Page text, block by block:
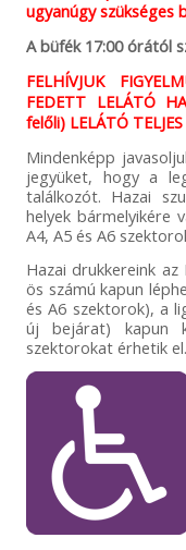
ugyanúgy szükséges
A büfék 17:00 órától
FELHÍVJUK
FEDETT LELÁTÓ
felőli) LELÁTÓ
Mindenképp
jegyüket, hogy a
találkozót. Hazai
helyek bármelyikére
A4, A5 és A6
Hazai drukkereink
ös számú kapun
és A6 szektorok), a
új bejárat) kapun
szektorokat érhetik el.